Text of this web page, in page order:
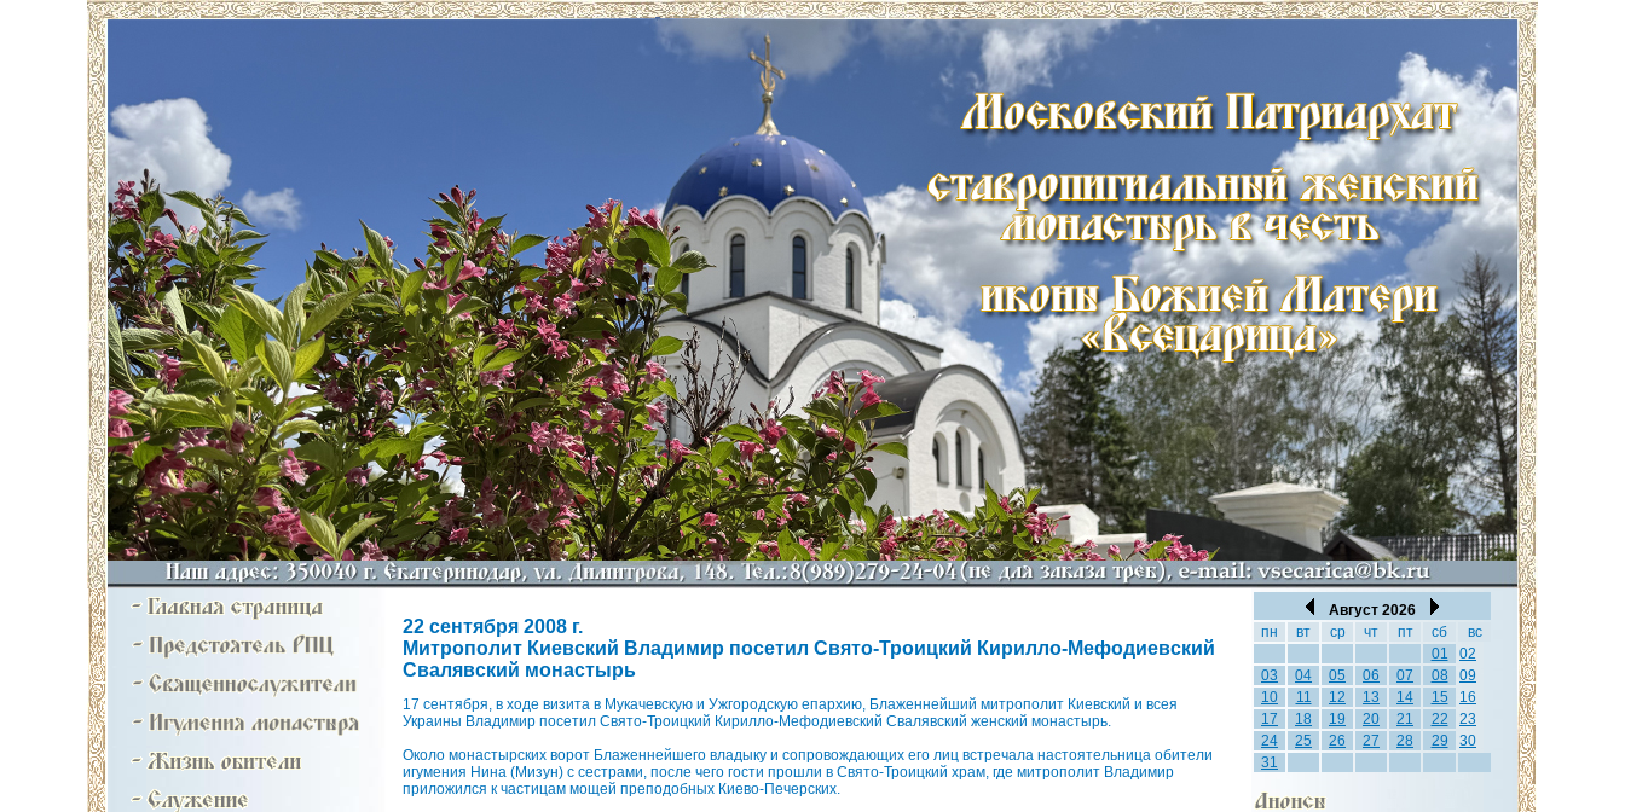
22 сентября 2008 г.
Митрополит Киевский Владимир посетил Свято-Троицкий Кирилло-Мефодиевский
Свалявский монастырь
17 сентября, в ходе визита в Мукачевскую и Ужгородскую епархию, Блаженнейший митрополит Киевский и всея
Украины Владимир посетил Свято-Троицкий Кирилло-Мефодиевский Свалявский женский монастырь.
Около монастырских ворот Блаженнейшего владыку и сопровождающих его лиц встречала настоятельница обители
игумения Нина (Мизун) с сестрами, после чего гости прошли в Свято-Троицкий храм, где митрополит Владимир
приложился к частицам мощей преподобных Киево-Печерских.
Август 2026
пн
вт ср чт пт сб
вс
01
02
03
04 05 06 07 08
09
10
11 12 13 14 15
16
17
18 19 20 21 22
23
24
25 26 27 28 29
30
31